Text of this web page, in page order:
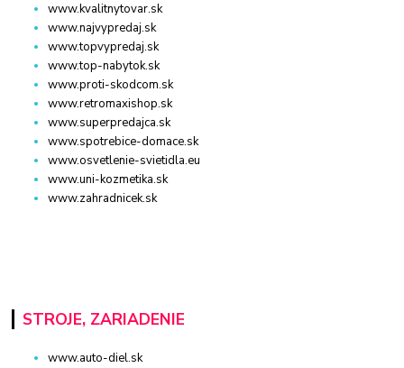
www.kvalitnytovar.sk
www.najvypredaj.sk
www.topvypredaj.sk
www.top-nabytok.sk
www.proti-skodcom.sk
www.retromaxishop.sk
www.superpredajca.sk
www.spotrebice-domace.sk
www.osvetlenie-svietidla.eu
www.uni-kozmetika.sk
www.zahradnicek.sk
STROJE, ZARIADENIE
www.auto-diel.sk